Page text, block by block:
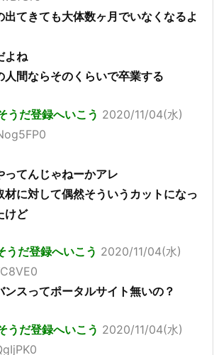
出てきても大体数ヶ月でいなくなるよ
よね
人間ならそのくらいで卒業する
うだ登録へいこう 2020/11/04(水)
てんじゃねーかアレ
材に対して偶然そういうカットになっ
けど
うだ登録へいこう 2020/11/04(水)
スってポータルサイト無いの？
うだ登録へいこう 2020/11/04(水)